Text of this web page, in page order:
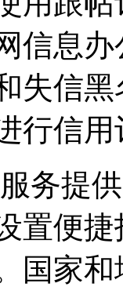
信息
失信
行信用
务提
置便
国家